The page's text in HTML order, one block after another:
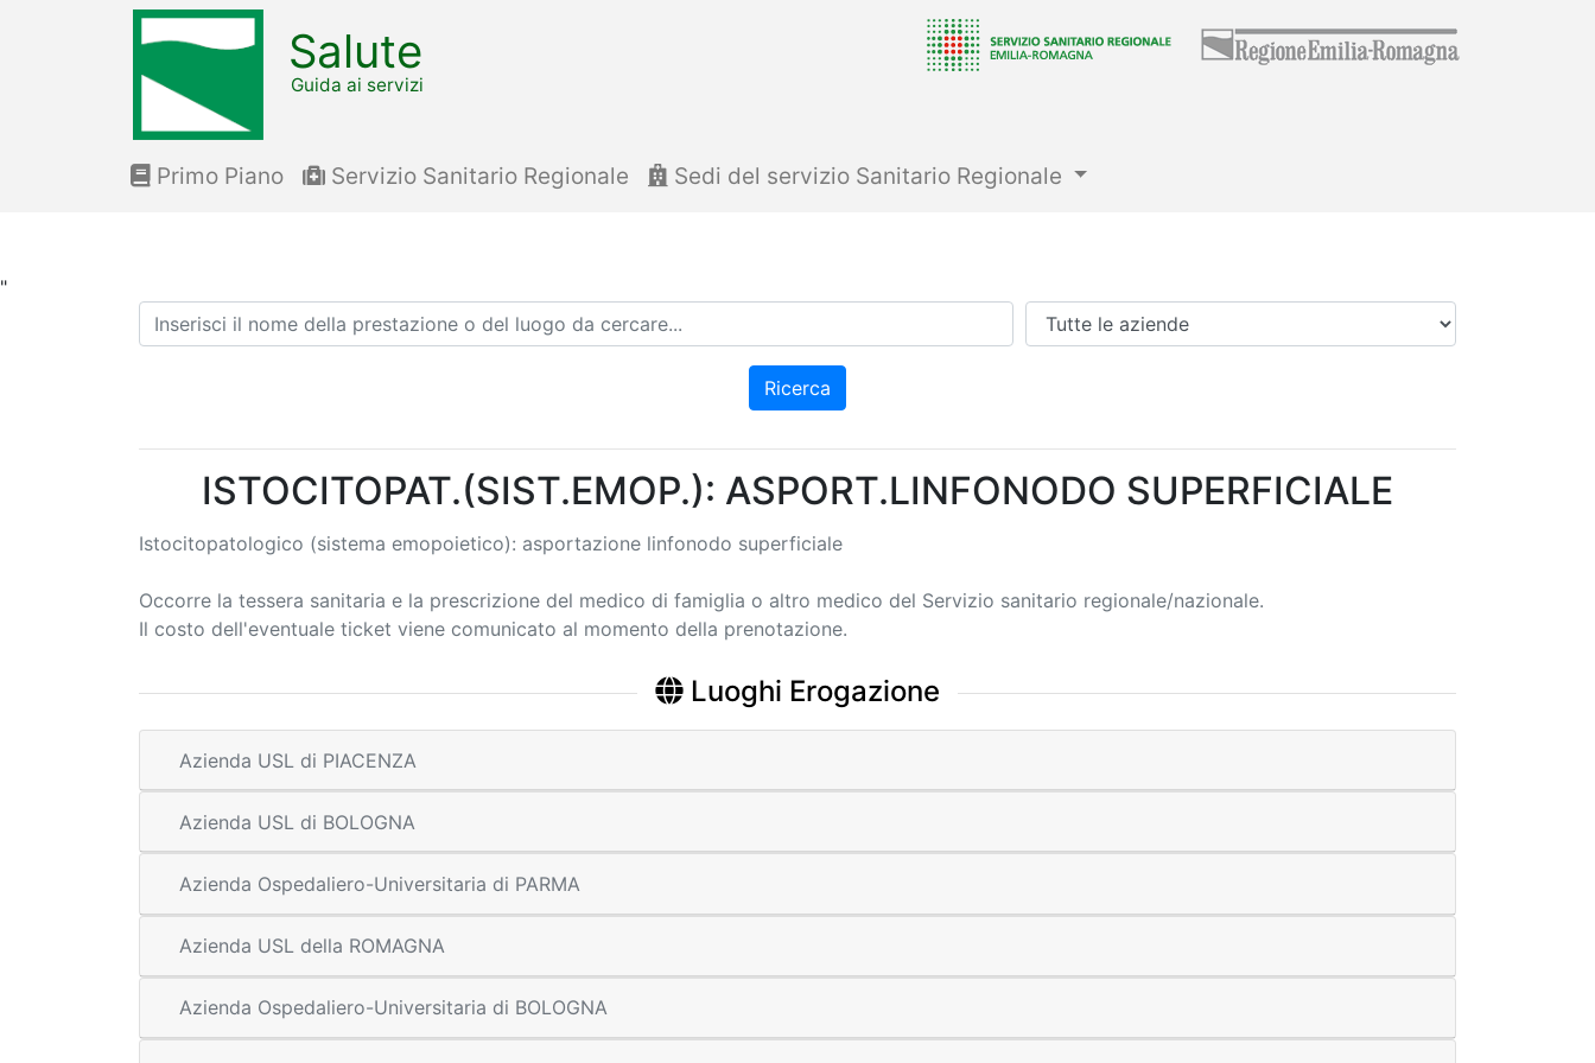
"
Salute
Guida ai servizi
Primo Piano Servizio Sanitario Regionale Sedi del servizio Sanitario Regionale
Ricerca Azienda
Ricerca
ISTOCITOPAT.(SIST.EMOP.): ASPORT.LINFONODO SUPERFICIALE
Istocitopatologico (sistema emopoietico): asportazione linfonodo superficiale
Occorre la tessera sanitaria e la prescrizione del medico di famiglia o altro medico del Servizio sanitario regionale/nazionale.
Il costo dell'eventuale ticket viene comunicato al momento della prenotazione.
Luoghi Erogazione
Azienda USL di PIACENZA
Azienda USL di BOLOGNA
Azienda Ospedaliero-Universitaria di PARMA
Azienda USL della ROMAGNA
Azienda Ospedaliero-Universitaria di BOLOGNA